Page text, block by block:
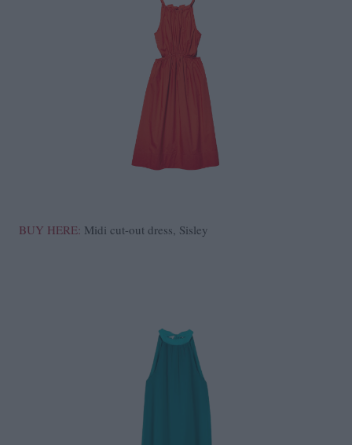
BUY HERE: Midi cut-out dress, Sisley